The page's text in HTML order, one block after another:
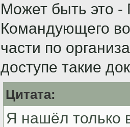
Может быть это -
Командующего
части по
доступе такие
Цитата:
Я нашёл только